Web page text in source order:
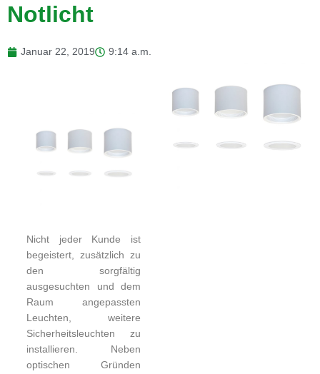
Notlicht
Januar 22, 2019 9:14 a.m.
Nicht jeder Kunde ist
begeistert, zusätzlich zu
den sorgfältig
ausgesuchten und dem
Raum angepassten
Leuchten, weitere
Sicherheitsleuchten zu
installieren. Neben
optischen Gründen